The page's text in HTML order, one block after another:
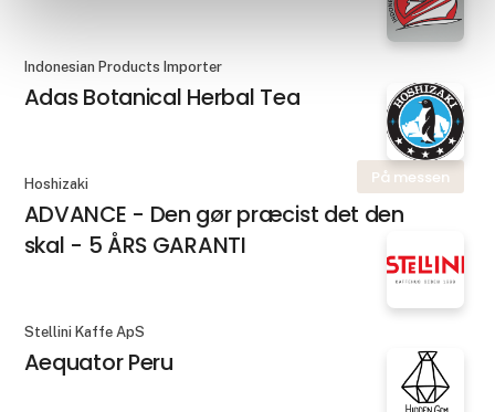
Indonesian Products Importer
Adas Botanical Herbal Tea
På messen
Hoshizaki
ADVANCE - Den gør præcist det den
skal - 5 ÅRS GARANTI
Stellini Kaffe ApS
Aequator Peru